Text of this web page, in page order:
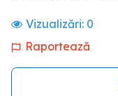
Vizualizări: 0
Raportează